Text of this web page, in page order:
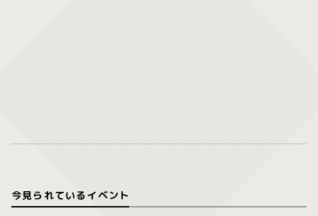
今見られているイベント